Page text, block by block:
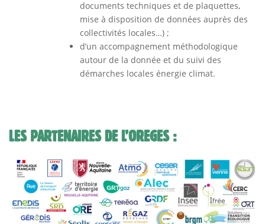
documents techniques et de plaquettes,
mise à disposition de données auprès des
collectivités locales…) ;
d’un accompagnement méthodologique
autour de la donnée et du suivi des
démarches locales énergie climat.
LES PARTENAIRES DE L’OREGES :